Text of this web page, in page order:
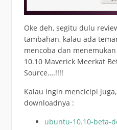
Oke deh, segitu dulu
tambahan, kalau ada
mencoba dan
10.10 Maverick Meerkat
Source….!!!!
Kalau ingin mencicipi
downloadnya :
ubuntu-10.10-beta-